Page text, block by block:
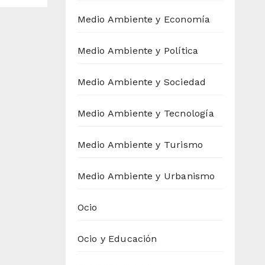
Medio Ambiente y Economía
Medio Ambiente y Política
Medio Ambiente y Sociedad
Medio Ambiente y Tecnología
Medio Ambiente y Turismo
Medio Ambiente y Urbanismo
Ocio
Ocio y Educación